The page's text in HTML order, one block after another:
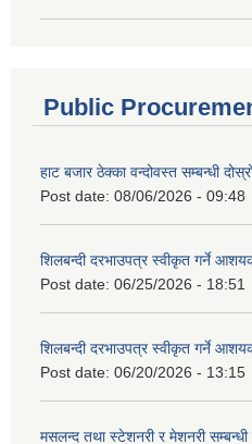
Public
हाट बजार ठेक्का वन्दोवस्त सम्बन्धी
Post date: 08/06/2026 - 09:48
शिलबन्दी दरभाउपत्र स्वीकृत गर्ने
Post date: 06/25/2026 - 18:51
शिलबन्दी दरभाउपत्र स्वीकृत गर्ने
Post date: 06/20/2026 - 13:15
मसलन्द तथा स्टेशनरी र मेशनरी सम्बन्धी